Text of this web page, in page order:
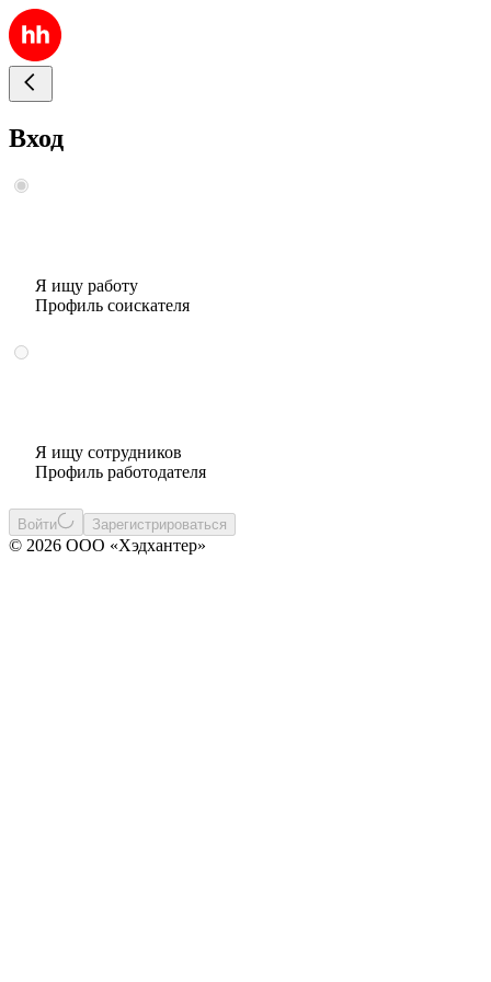
Вход
Я ищу работу
Профиль соискателя
Я ищу сотрудников
Профиль работодателя
Войти Зарегистрироваться
© 2026 ООО «Хэдхантер»